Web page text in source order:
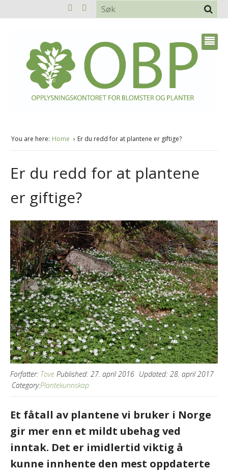
You are here: Home Er du redd for at plantene er giftige?
Er du redd for at plantene
er giftige?
Forfatter: Tove Published: 27. april 2016 Updated: 28. april 2017
Category:Plantekunnskap
Et fåtall av plantene vi bruker i Norge
gir mer enn et mildt ubehag ved
inntak. Det er imidlertid viktig å
kunne innhente den mest oppdaterte